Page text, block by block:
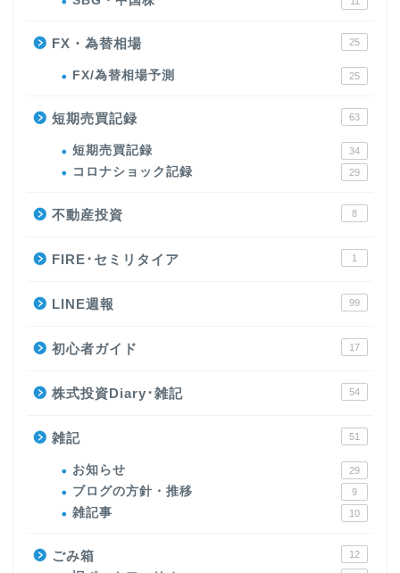
FX・為替相場 25
FX/為替相場予測 25
短期売買記録 63
短期売買記録 34
コロナショック記録 29
不動産投資 8
FIRE･セミリタイア 1
LINE週報 99
初心者ガイド 17
株式投資Diary･雑記 54
雑記 51
お知らせ 29
ブログの方針・推移 9
雑記事 10
ごみ箱 12